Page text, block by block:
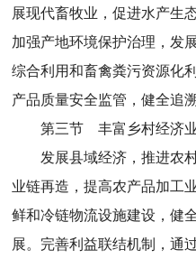
展现代畜牧业，促进水产生
加强产地环境保护治理，发
综合利用和畜禽粪污资源化
产品质量安全监管，健全追
第三节 丰富乡村经济
发展县域经济，推进农
业链再造，提高农产品加工
鲜和冷链物流设施建设，健
展。完善利益联结机制，通